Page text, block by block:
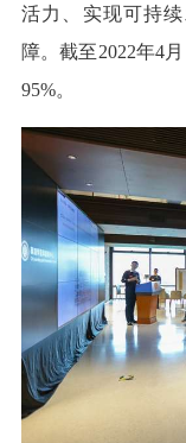
活力、实现可持
障。截至2022年4
95%。